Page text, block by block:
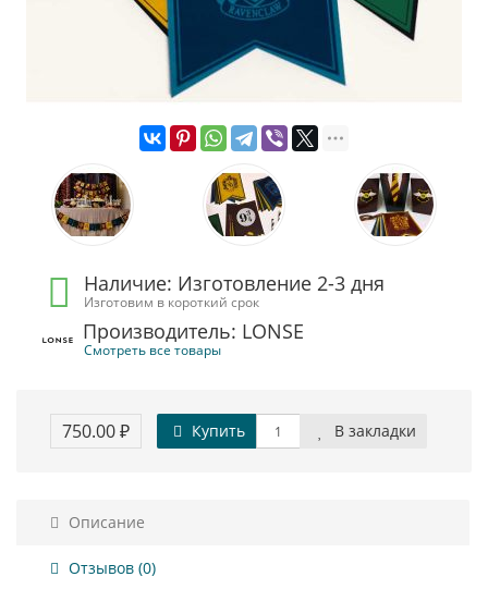
Наличие: Изготовление 2-3 дня
Изготовим в короткий срок
Производитель: LONSE
Смотреть все товары
750.00 ₽ Купить В закладки
Описание
Отзывов (0)